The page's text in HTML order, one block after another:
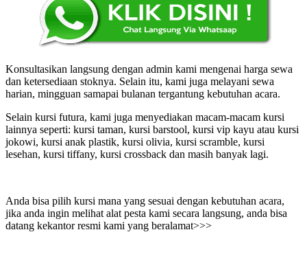
Konsultasikan langsung dengan admin kami mengenai harga sewa
dan ketersediaan stoknya. Selain itu, kami juga melayani sewa
harian, mingguan samapai bulanan tergantung kebutuhan acara.
Selain kursi futura, kami juga menyediakan macam-macam kursi
lainnya seperti: kursi taman, kursi barstool, kursi vip kayu atau kursi
jokowi, kursi anak plastik, kursi olivia, kursi scramble, kursi
lesehan, kursi tiffany, kursi crossback dan masih banyak lagi.
Anda bisa pilih kursi mana yang sesuai dengan kebutuhan acara,
jika anda ingin melihat alat pesta kami secara langsung, anda bisa
datang kekantor resmi kami yang beralamat>>>